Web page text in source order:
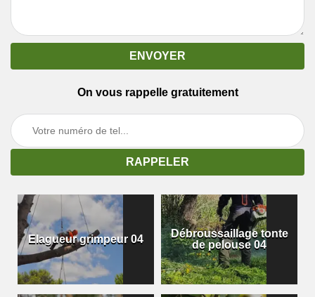
On vous rappelle gratuitement
Elagueur grimpeur 04
Débroussaillage tonte
de pelouse 04